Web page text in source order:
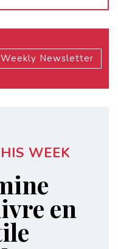
Weekly Newsletter
WEEK
en